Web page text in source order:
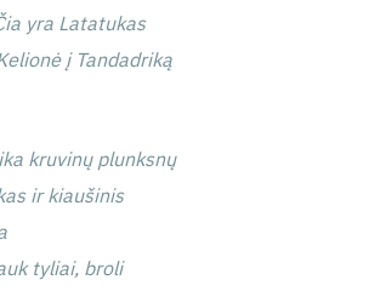
yra Latatukas
į Tandadriką
kruvinų plunksnų
ir kiaušinis
tyliai, broli